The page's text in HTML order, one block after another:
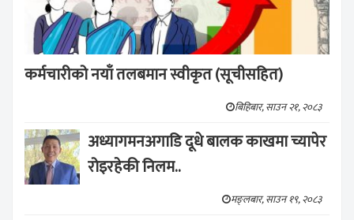
कर्मचारीको नयाँ तलबमान स्वीकृत (सूचीसहित)
बिहिबार, साउन २१, २०८३
अध्यागमनअगाडि दूधे बालक काखमा च्यापेर
रोइरहेकी निलम..
मङ्लबार, साउन १९, २०८३